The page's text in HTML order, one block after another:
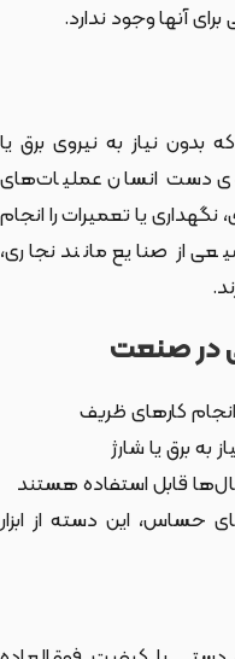
آنها وجود ندارد.
نیاز به نیروی برق یا
دست انسان عملیات‌های
نگهداری یا تعمیرات را انجام
از صنایع مانند نجاری،
در صنعت
کارهای ظریف
به برق یا شارژ
قابل استفاده هستند
حساس، این دسته از ابزار